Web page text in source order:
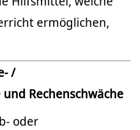
ermöglichen,
/
Rechenschwäche
oder